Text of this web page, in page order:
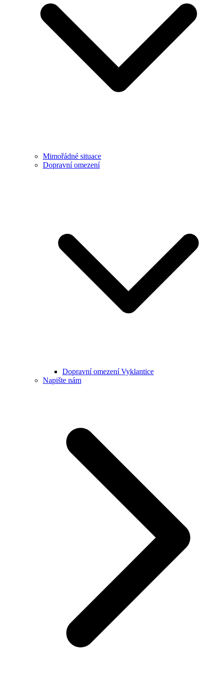
Mimořádné situace
Dopravní omezení
Dopravní omezení Vyklantice
Napište nám